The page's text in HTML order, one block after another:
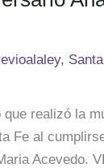
,
que realizó la
Fe al
Acevedo.